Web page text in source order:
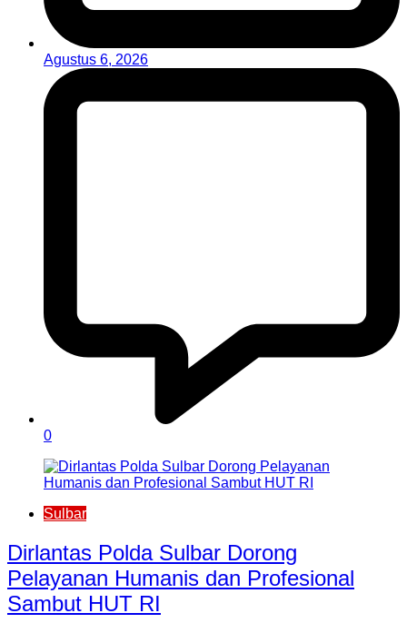
Agustus 6, 2026
0
Sulbar
Dirlantas Polda Sulbar Dorong
Pelayanan Humanis dan Profesional
Sambut HUT RI